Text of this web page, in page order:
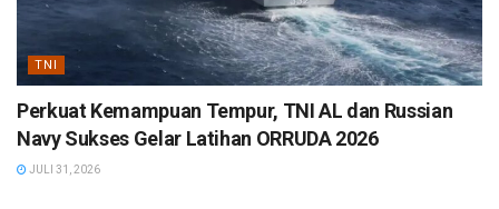
TNI
Perkuat Kemampuan Tempur, TNI AL dan Russian
Navy Sukses Gelar Latihan ORRUDA 2026
JULI 31, 2026